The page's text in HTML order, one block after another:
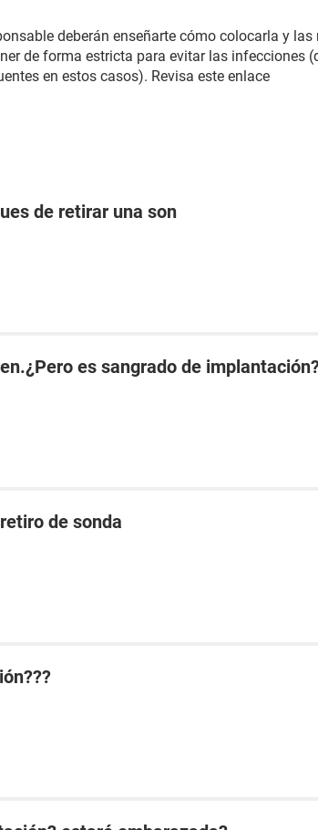
deberán enseñarte cómo colocarla y las
de forma estricta para evitar las infecciones
en estos casos). Revisa este enlace
de retirar una son
es sangrado de
de sonda